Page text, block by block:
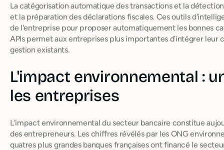
La catégorisation automatique des transactions et la
et la préparation des déclarations fiscales. Ces outils
de l'entreprise pour proposer automatiquement les bonnes
APIs permet aux entreprises plus importantes d'intégrer leur
gestion existants.
L'impact environnemental :
les entreprises
L'impact environnemental du secteur bancaire constitue
des entrepreneurs. Les chiffres révélés par les ONG
quatres plus grandes banques françaises ont financé le